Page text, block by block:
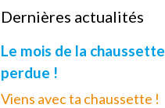
Dernières actualités
Le mois de la chaussette
perdue !
Viens avec ta chaussette !